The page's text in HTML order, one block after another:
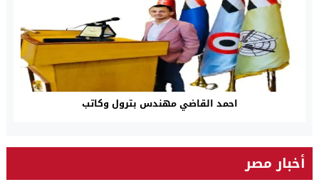
احمد القاضي مهندس بترول وكاتب
أخبار مصر